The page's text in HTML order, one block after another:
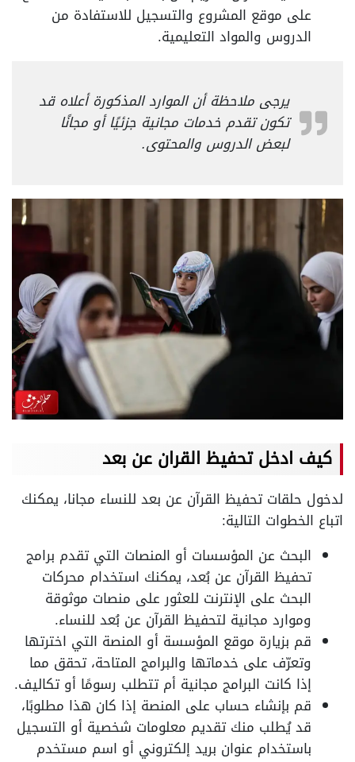
على موقع المشروع والتسجيل للاستفادة من
الدروس والمواد التعليمية.
يرجى ملاحظة أن الموارد المذكورة أعلاه قد
تكون تقدم خدمات مجانية جزئيًا أو مجانًا
لبعض الدروس والمحتوى.
كيف ادخل تحفيظ القران عن بعد
لدخول حلقات تحفيظ القرآن عن بعد للنساء مجانا، يمكنك
اتباع الخطوات التالية:
البحث عن المؤسسات أو المنصات التي تقدم برامج
تحفيظ القرآن عن بُعد، يمكنك استخدام محركات
البحث على الإنترنت للعثور على منصات موثوقة
وموارد مجانية لتحفيظ القرآن عن بُعد للنساء.
قم بزيارة موقع المؤسسة أو المنصة التي اخترتها
وتعرّف على خدماتها والبرامج المتاحة، تحقق مما
إذا كانت البرامج مجانية أم تتطلب رسومًا أو تكاليف.
قم بإنشاء حساب على المنصة إذا كان هذا مطلوبًا،
قد يُطلب منك تقديم معلومات شخصية أو التسجيل
باستخدام عنوان بريد إلكتروني أو اسم مستخدم